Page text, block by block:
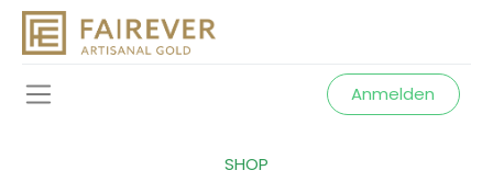
Anmelden
SHOP